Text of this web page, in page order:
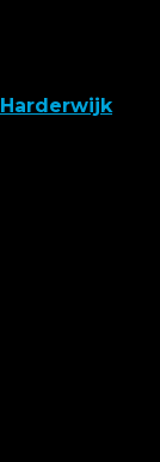
Harderwijk